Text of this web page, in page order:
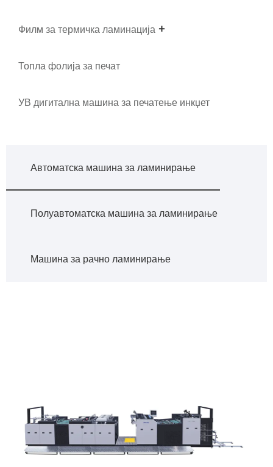
Филм за термичка ламинација
Топла фолија за печат
УВ дигитална машина за печатење инкџет
Автоматска машина за ламинирање
Полуавтоматска машина за ламинирање
Машина за рачно ламинирање